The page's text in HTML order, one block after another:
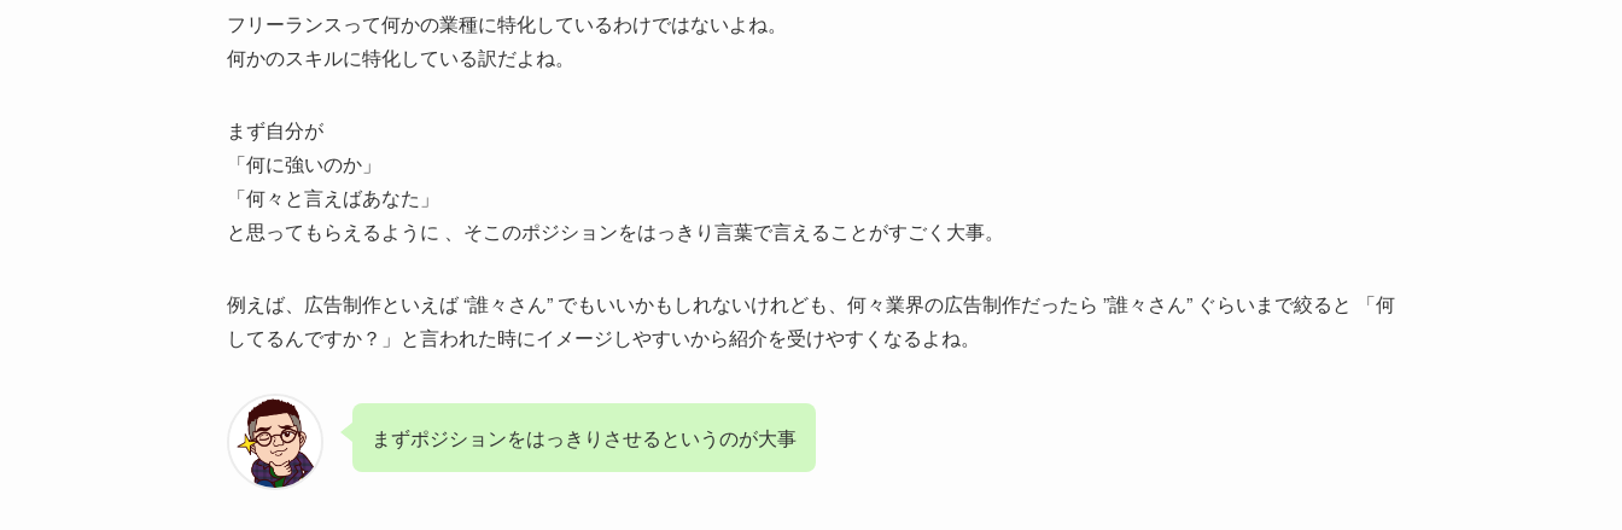
フリーランスって何かの業種に特化しているわけではないよね。
何かのスキルに特化している訳だよね。
まず自分が
「何に強いのか」
「何々と言えばあなた」
と思ってもらえるように 、そこのポジションをはっきり言葉で言えることがすごく大事。
例えば、広告制作といえば “誰々さん” でもいいかもしれないけれども、何々業界の広告制作だったら ”誰々さん” ぐらいまで絞ると 「何
してるんですか？」と言われた時にイメージしやすいから紹介を受けやすくなるよね。
まずポジションをはっきりさせるというのが大事